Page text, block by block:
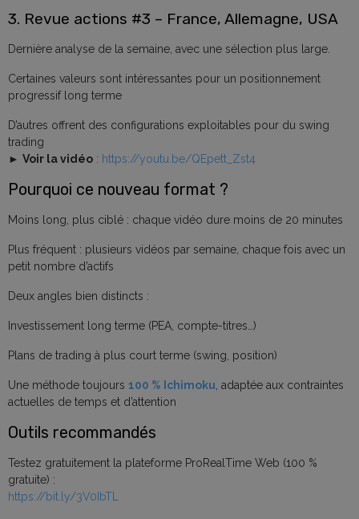
3. Revue actions #3 – France, Allemagne, USA
Dernière analyse de la semaine, avec une sélection plus large.
Certaines valeurs sont intéressantes pour un positionnement
progressif long terme
D’autres offrent des configurations exploitables pour du swing
trading
► Voir la vidéo : https://youtu.be/QEpett_Zst4
Pourquoi ce nouveau format ?
Moins long, plus ciblé : chaque vidéo dure moins de 20 minutes
Plus fréquent : plusieurs vidéos par semaine, chaque fois avec un
petit nombre d’actifs
Deux angles bien distincts :
Investissement long terme (PEA, compte-titres…)
Plans de trading à plus court terme (swing, position)
Une méthode toujours 100 % Ichimoku, adaptée aux contraintes
actuelles de temps et d’attention
Outils recommandés
Testez gratuitement la plateforme ProRealTime Web (100 %
gratuite) :
https://bit.ly/3V0IbTL